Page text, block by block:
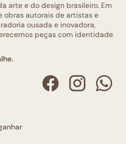
arte e do design brasileiro. Em
obras autorais de artistas e
ousada e inovadora,
peças com identidade